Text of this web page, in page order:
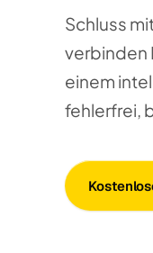
Schluss
verbinden
einem
fehlerfrei,